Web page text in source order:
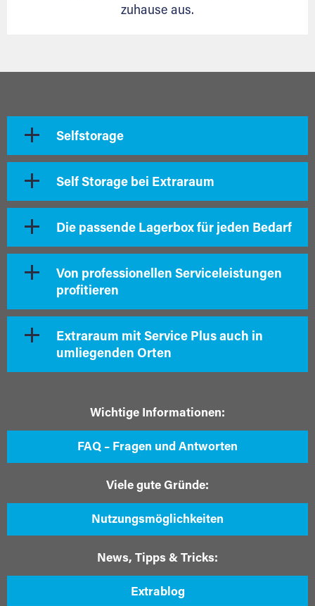
zuhause aus.
Selfstorage
Self Storage bei Extraraum
Die passende Lagerbox für jeden Bedarf
Von professionellen Serviceleistungen
profitieren
Extraraum mit Service Plus auch in
umliegenden Orten
Wichtige Informationen:
FAQ – Fragen und Antworten
Viele gute Gründe:
Nutzungsmöglichkeiten
News, Tipps & Tricks:
Extrablog